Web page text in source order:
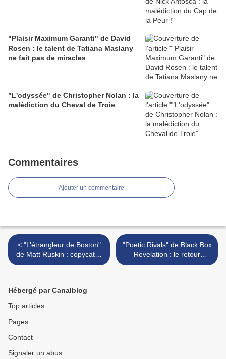
"Plaisir Maximum Garanti" de David
Rosen : le talent de Tatiana Maslany
ne fait pas de miracles
"L'odyssée" de Christopher Nolan : la
malédiction du Cheval de Troie
Commentaires
Ajouter un commentaire
< "L’étrangleur de Boston"
de Matt Ruskin : copycat…
"Poetic Rivals" de Black Box
Revelation : le retour
accrocheur et sexy de
Hébergé par Canalblog
Top articles
Pages
Contact
Signaler un abus